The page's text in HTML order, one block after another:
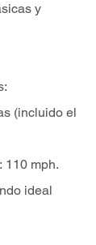
y
(incluido el
110 mph.
ideal